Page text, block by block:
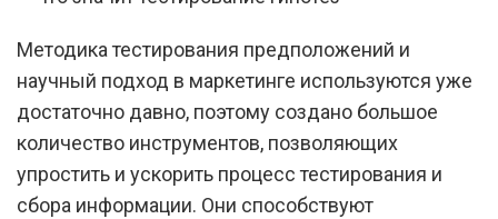
Методика тестирования предположений и
научный подход в маркетинге используются уже
достаточно давно, поэтому создано большое
количество инструментов, позволяющих
упростить и ускорить процесс тестирования и
сбора информации. Они способствуют